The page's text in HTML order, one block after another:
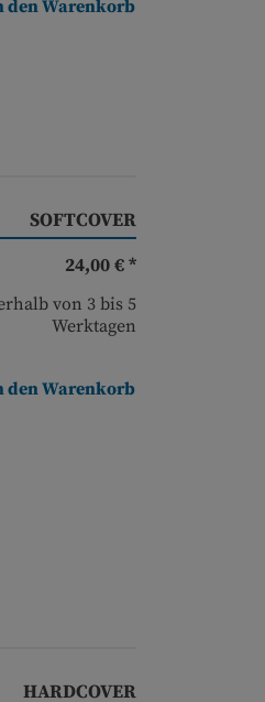
den Warenkorb
SOFTCOVER
24,00 € *
von 3 bis 5
Werktagen
den Warenkorb
HARDCOVER